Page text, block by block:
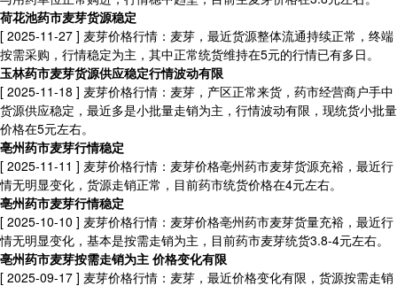
荷花池药市麦芽货源稳定
[ 2025-11-27 ] 麦芽价格行情：麦芽，最近货源整体流通持续正常，终端
按需采购，行情稳定为主，其中正常统货维持在5元的行情已有多日。
玉林药市麦芽货源供应稳定行情波动有限
[ 2025-11-18 ] 麦芽价格行情：麦芽，产区正常来货，药市经营商户手中
货源供应稳定，最近多是小批量走销为主，行情波动有限，现统货小批量
价格在5元左右。
亳州药市麦芽行情稳定
[ 2025-11-11 ] 麦芽价格行情：麦芽价格亳州药市麦芽货源充裕，最近行
情无明显变化，货源走销正常，目前药市统货价格在4元左右。
亳州药市麦芽行情稳定
[ 2025-10-10 ] 麦芽价格行情：麦芽价格亳州药市麦芽货量充裕，最近行
情无明显变化，基本是按需走销为主，目前药市麦芽统货3.8-4元左右。
亳州药市麦芽按需走销为主 价格变化有限
[ 2025-09-17 ] 麦芽价格行情：麦芽，最近价格变化有限，货源按需走销